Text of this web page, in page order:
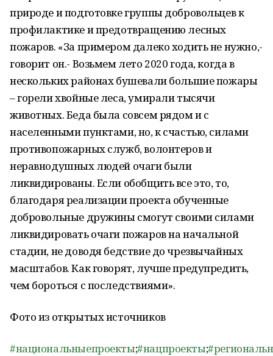
природе и подготовке группы добровольцев к
профилактике и предотвращению лесных
пожаров. «За примером далеко ходить не нужно,-
говорит он.- Возьмем лето 2020 года, когда в
нескольких районах бушевали большие пожары
– горели хвойные леса, умирали тысячи
животных. Беда была совсем рядом и с
населенными пунктами, но, к счастью, силами
противопожарных служб, волонтеров и
неравнодушных людей очаги были
ликвидированы. Если обобщить все это, то,
благодаря реализации проекта обученные
добровольные дружины смогут своими силами
ликвидировать очаги пожаров на начальной
стадии, не доводя бедствие до чрезвычайных
масштабов. Как говорят, лучше предупредить,
чем бороться с последствиями».
Фото из открытых источников
#национальныепроекты;#нацпроекты;